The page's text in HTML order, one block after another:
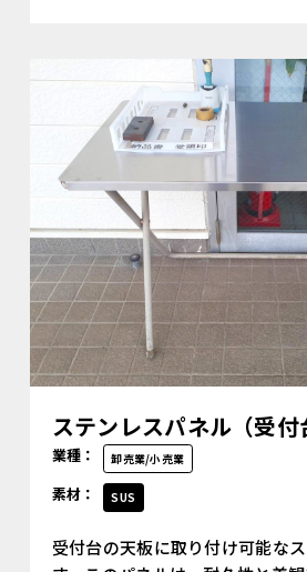
ステンレスパネル（受付
業種： 卸売業/小売業
素材： SUS
受付台の天板に取り付け可能な